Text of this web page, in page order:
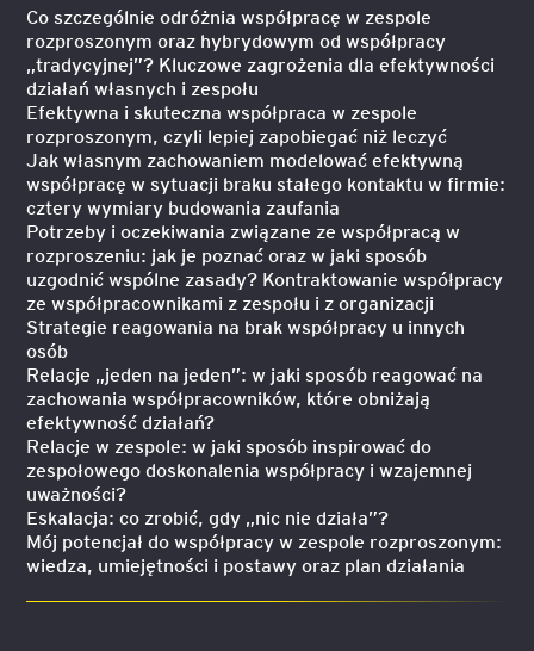
Co szczególnie odróżnia współpracę w zespole
rozproszonym oraz hybrydowym od współpracy
„tradycyjnej”? Kluczowe zagrożenia dla efektywności
działań własnych i zespołu
Efektywna i skuteczna współpraca w zespole
rozproszonym, czyli lepiej zapobiegać niż leczyć
Jak własnym zachowaniem modelować efektywną
współpracę w sytuacji braku stałego kontaktu w firmie:
cztery wymiary budowania zaufania
Potrzeby i oczekiwania związane ze współpracą w
rozproszeniu: jak je poznać oraz w jaki sposób
uzgodnić wspólne zasady? Kontraktowanie współpracy
ze współpracownikami z zespołu i z organizacji
Strategie reagowania na brak współpracy u innych
osób
Relacje „jeden na jeden”: w jaki sposób reagować na
zachowania współpracowników, które obniżają
efektywność działań?
Relacje w zespole: w jaki sposób inspirować do
zespołowego doskonalenia współpracy i wzajemnej
uważności?
Eskalacja: co zrobić, gdy „nic nie działa”?
Mój potencjał do współpracy w zespole rozproszonym:
wiedza, umiejętności i postawy oraz plan działania